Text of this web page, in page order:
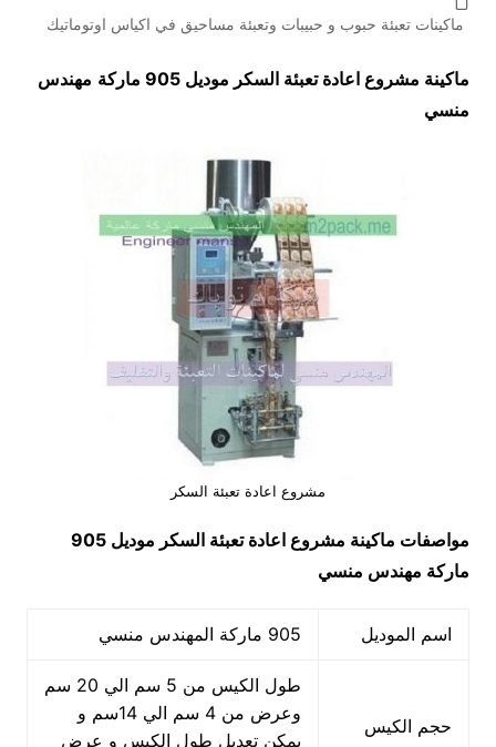
ماكينات تعبئة حبوب و حبيبات وتعبئة مساحيق في اكياس اوتوماتيك
ماكينة مشروع اعادة تعبئة السكر موديل 905 ماركة
مهندس
منسي
مشروع اعادة تعبئة السكر
مواصفات ماكينة مشروع اعادة تعبئة السكر
موديل 905
ماركة مهندس منسي
اسم الموديل 905 ماركة المهندس منسي
حجم الكيس
طول الكيس من 5 سم الي 20 سم
وعرض من 4 سم الي 14سم و
يمكن تعديل طول الكيس و عرض